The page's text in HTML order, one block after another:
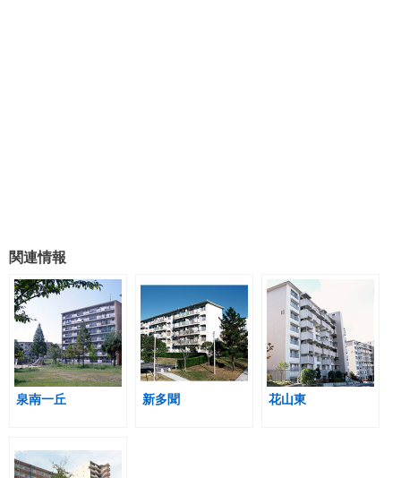
関連情報
泉南一丘 新多聞 花山東